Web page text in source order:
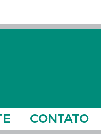
CONTATO